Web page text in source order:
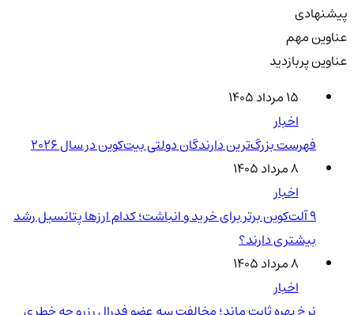
پیشنهادی
عناوین مهم
عناوین پربازدید
۱۵ مرداد ۱۴۰۵
اخبار
فهرست بزرگ‌ترین دارندگان دولتی بیت‌کوین در سال 2026
۸ مرداد ۱۴۰۵
اخبار
۹ آلت‌کوین برتر برای خرید و انباشت؛ کدام ارزها پتانسیل رشد
بیشتری دارند؟
۸ مرداد ۱۴۰۵
اخبار